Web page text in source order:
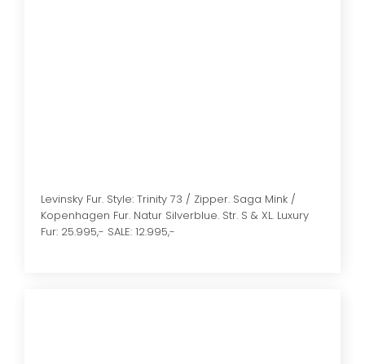
​Levinsky Fur. Style: Trinity 73 / Zipper. Saga Mink /
Kopenhagen Fur. Natur Silverblue. Str. S & XL. Luxury
Fur: 25.995,- SALE: 12.995,-